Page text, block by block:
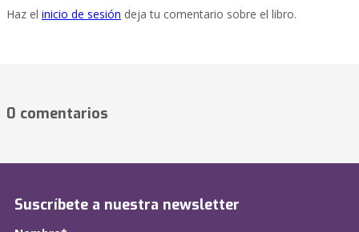
Haz el inicio de sesión deja tu comentario sobre el libro.
0 comentarios
Suscríbete a nuestra newsletter